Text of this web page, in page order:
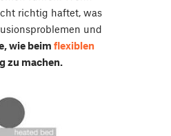
richtig haftet, was
und
wie beim flexiblen
zu machen.